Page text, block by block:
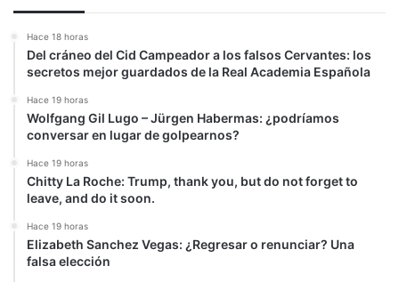
Hace 18 horas
Del cráneo del Cid Campeador a los falsos Cervantes: los
secretos mejor guardados de la Real Academia Española
Hace 19 horas
Wolfgang Gil Lugo – Jürgen Habermas: ¿podríamos
conversar en lugar de golpearnos?
Hace 19 horas
Chitty La Roche: Trump, thank you, but do not forget to
leave, and do it soon.
Hace 19 horas
Elizabeth Sanchez Vegas: ¿Regresar o renunciar? Una
falsa elección